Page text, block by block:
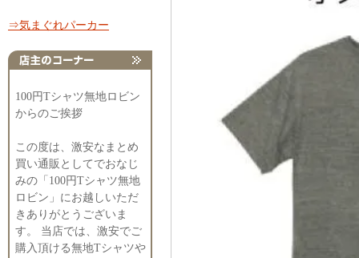
⇒気まぐれパーカー
100円Tシャツ無地ロビン
からのご挨拶
この度は、激安なまとめ
買い通販としてでおなじ
みの「100円Tシャツ無地
ロビン」にお越しいただ
きありがとうございま
す。 当店では、激安でご
購入頂ける無地Tシャツや